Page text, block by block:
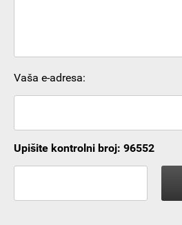
Vaša e-adresa:
Upišite kontrolni broj: 96552